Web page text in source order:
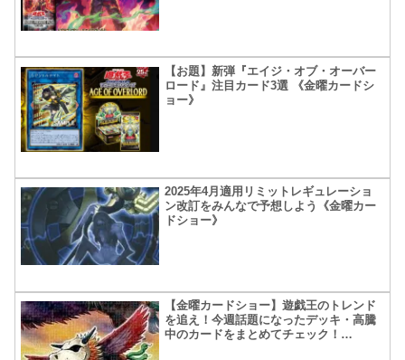
【お題】新弾『エイジ・オブ・オーバー
ロード』注目カード3選 《金曜カードシ
ョー》
2025年4月適用リミットレギュレーショ
ン改訂をみんなで予想しよう《金曜カー
ドショー》
【金曜カードショー】遊戯王のトレンド
を追え！今週話題になったデッキ・高騰
中のカードをまとめてチェック！